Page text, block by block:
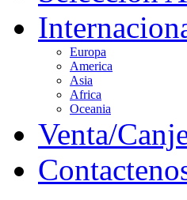
Europa
America
Asia
Africa
Oceania
Venta/